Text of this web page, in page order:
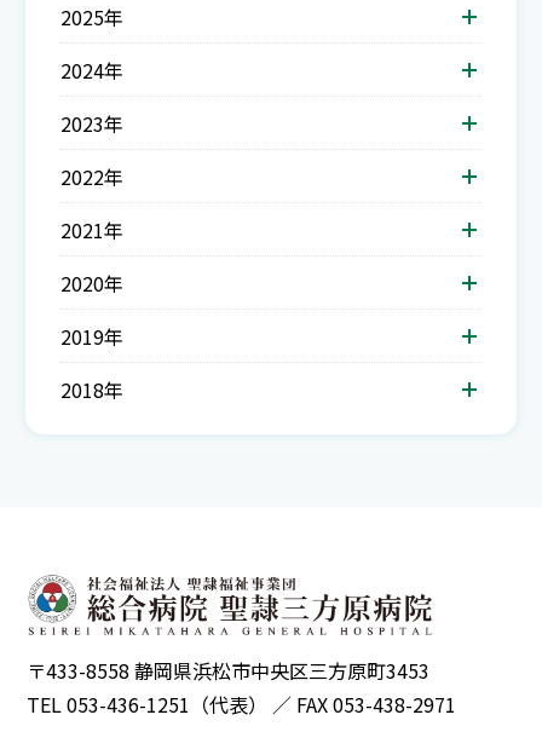
2025年
2024年
2023年
2022年
2021年
2020年
2019年
2018年
〒433-8558 静岡県浜松市中央区三方原町3453
TEL 053-436-1251（代表） ／ FAX 053-438-2971